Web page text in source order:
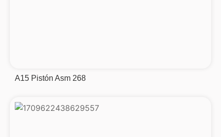
A15 Pistón Asm 268